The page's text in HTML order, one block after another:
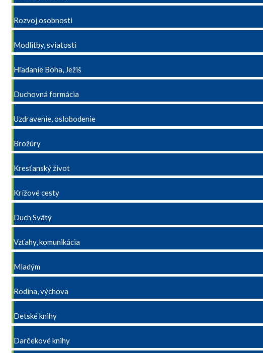
Rozvoj osobnosti
Modlitby, sviatosti
Hľadanie Boha, Ježiš
Duchovná formácia
Uzdravenie, oslobodenie
Brožúry
Kresťanský život
Krížové cesty
Duch Svätý
Vzťahy, komunikácia
Mladým
Rodina, výchova
Detské knihy
Darčekové knihy